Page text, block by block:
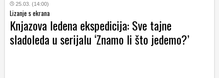
25.03. (14:00)
Lizanje s ekrana
Knjazova ledena ekspedicija: Sve tajne
sladoleda u serijalu ‘Znamo li što jedemo?’